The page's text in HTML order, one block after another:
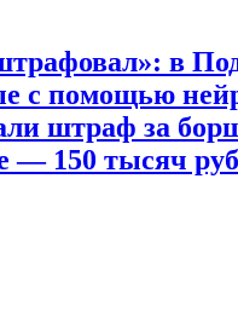
в
с помощью
штраф за
— 150 тысяч